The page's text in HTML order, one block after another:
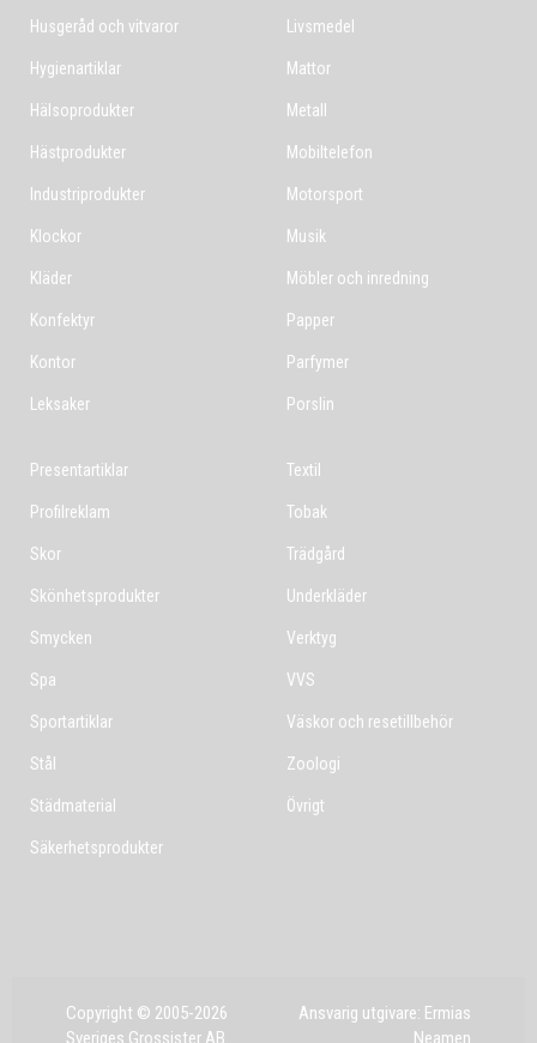
Husgeråd och vitvaror
Hygienartiklar
Hälsoprodukter
Hästprodukter
Industriprodukter
Klockor
Kläder
Konfektyr
Kontor
Leksaker
Livsmedel
Mattor
Metall
Mobiltelefon
Motorsport
Musik
Möbler och inredning
Papper
Parfymer
Porslin
Presentartiklar
Profilreklam
Skor
Skönhetsprodukter
Smycken
Spa
Sportartiklar
Stål
Städmaterial
Säkerhetsprodukter
Textil
Tobak
Trädgård
Underkläder
Verktyg
VVS
Väskor och resetillbehör
Zoologi
Övrigt
Copyright © 2005-2026
Sveriges Grossister AB
Ansvarig utgivare: Ermias
Neamen